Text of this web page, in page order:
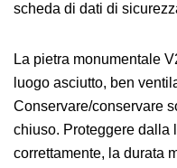
scheda di dati di
La pietra monumentale
luogo asciutto, ben
Conservare/conservare
chiuso. Proteggere dalla
correttamente, la durata